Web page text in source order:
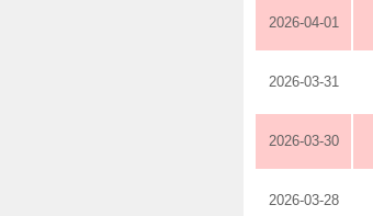
2026-04-01
2026-03-31
2026-03-30
2026-03-28